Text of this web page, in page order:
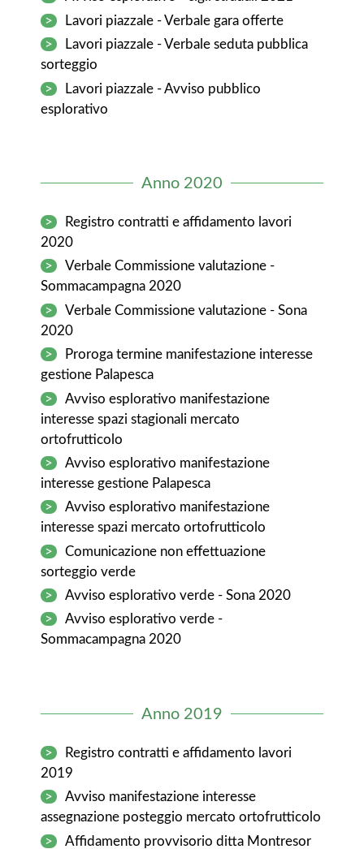
>
Lavori piazzale - Verbale gara offerte
>
Lavori piazzale - Verbale seduta pubblica
sorteggio
>
Lavori piazzale - Avviso pubblico
esplorativo
Anno 2020
>
Registro contratti e affidamento lavori
2020
>
Verbale Commissione valutazione -
Sommacampagna 2020
>
Verbale Commissione valutazione - Sona
2020
>
Proroga termine manifestazione interesse
gestione Palapesca
>
Avviso esplorativo manifestazione
interesse spazi stagionali mercato
ortofrutticolo
>
Avviso esplorativo manifestazione
interesse gestione Palapesca
>
Avviso esplorativo manifestazione
interesse spazi mercato ortofrutticolo
>
Comunicazione non effettuazione
sorteggio verde
>
Avviso esplorativo verde - Sona 2020
>
Avviso esplorativo verde -
Sommacampagna 2020
Anno 2019
>
Registro contratti e affidamento lavori
2019
>
Avviso manifestazione interesse
assegnazione posteggio mercato ortofrutticolo
>
Affidamento provvisorio ditta Montresor